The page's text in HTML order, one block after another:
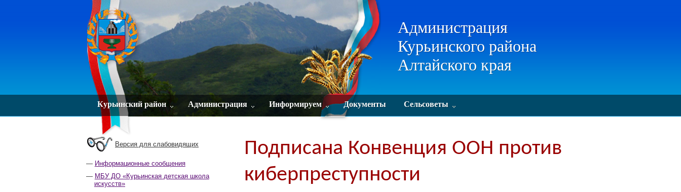
Администрация
Курьинского района
Алтайского края
Курьинский район Администрация Информируем Документы Сельсоветы
Версия для слабовидящих
Информационные сообщения
МБУ ДО «Курьинская детская школа
искусств»
Подписана Конвенция ООН против
киберпреступности